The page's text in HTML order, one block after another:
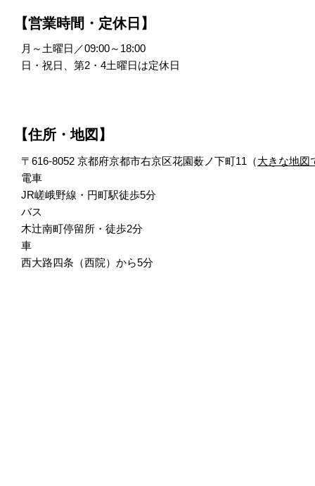
【営業時間・定休日】
月～土曜日／09:00～18:00
日・祝日、第2・4土曜日は定休日
【住所・地図】
〒616-8052 京都府京都市右京区花園薮ノ下町11（大きな地図
電車
JR嵯峨野線・円町駅徒歩5分
バス
木辻南町停留所・徒歩2分
車
西大路四条（西院）から5分